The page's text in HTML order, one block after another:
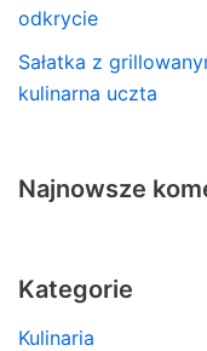
odkrycie
Sałatka z
kulinarna uczta
Najnowsze
Kategorie
Kulinaria